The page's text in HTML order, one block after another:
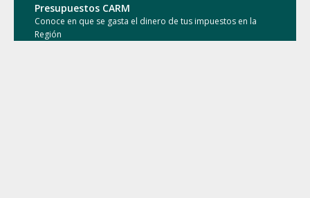
Presupuestos CARM
Conoce en que se gasta el dinero de tus impuestos en la
Región